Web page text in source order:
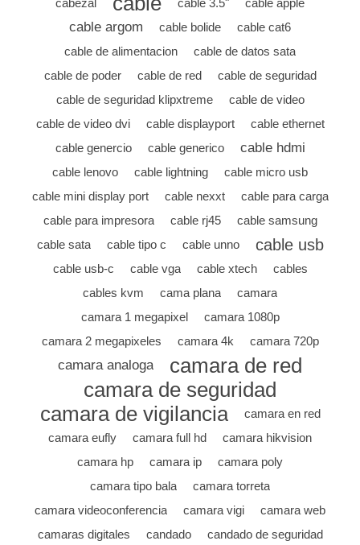
cabezal cable 3.5" cable apple
cable argom cable bolide
cable cat6
cable de alimentacion
cable de datos sata
cable de poder
cable de red
cable de seguridad
cable de seguridad klipxtreme
cable de video
cable de video dvi
cable displayport
cable ethernet
cable genercio
cable generico cable hdmi
cable lenovo cable lightning
cable micro usb
cable mini display port
cable nexxt
cable para carga
cable para impresora
cable rj45
cable samsung
cable sata
cable tipo c cable unno cable usb
cable usb-c cable vga cable xtech
cables
cables kvm
cama plana
camara
camara 1 megapixel
camara 1080p
camara 2 megapixeles
camara 4k camara 720p
camara analoga
camara de red
camara de seguridad
camara de vigilancia
camara en red
camara eufly
camara full hd
camara hikvision
camara hp
camara ip
camara poly
camara tipo bala
camara torreta
camara videoconferencia
camara vigi
camara web
camaras digitales
candado
candado de seguridad